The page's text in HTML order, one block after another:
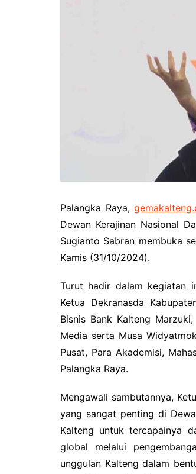
Pemkab Pulang Pisau
Palangka Raya,
Dewan Kerajinan Nasional
Sugianto Sabran membuka
Kamis (31/10/2024).
Turut hadir dalam kegiatan
Ketua Dekranasda
Bisnis Bank Kalteng
Media serta Musa
Pusat, Para Akademisi,
Palangka Raya.
Mengawali sambutannya,
yang sangat penting di
Kalteng untuk tercapainya
global melalui
unggulan Kalteng dalam